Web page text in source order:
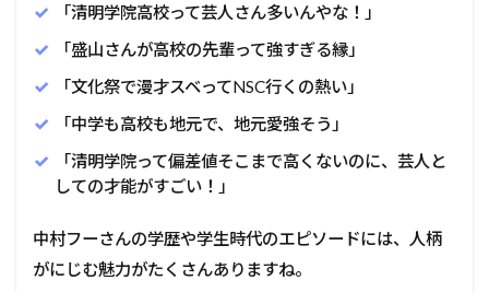
「清明学院高校って芸人さん多いんやな！」
「盛山さんが高校の先輩って強すぎる縁」
「文化祭で漫才スベってNSC行くの熱い」
「中学も高校も地元で、地元愛強そう」
「清明学院って偏差値そこまで高くないのに、芸人と
しての才能がすごい！」
中村フーさんの学歴や学生時代のエピソードには、人柄
がにじむ魅力がたくさんありますね。